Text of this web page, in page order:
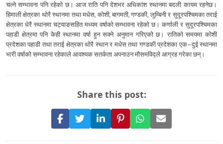
चल्ने सम्भावना पनि रहेको छ। आज राति पनि देशभर अधिकांश स्थानमा बदली कायम रहनेछ।
हिमाली क्षेत्रका थोरै स्थानमा तथा मधेस, कोशी, बागमती, गण्डकी, लुम्बिनी र सुदूरपश्चिमका तराई
क्षेत्रका धेरै स्थानमा चट्याङसहित मध्यम वर्षाको सम्भावना रहेको छ। कर्णाली र सुदूरपश्चिमका
पहाडी क्षेत्रमा पनि केही स्थानमा वर्षा हुन सक्ने अनुमान गरिएको छ। रातिको समयमा कोशी
प्रदेशका पहाडी तथा तराई क्षेत्रका थोरै स्थान र मधेस तथा गण्डकी प्रदेशका एक–दुई स्थानमा
भारी वर्षाको सम्भावना रहेकाले आवश्यक सतर्कता अपनाउन मौसमविद्ले आग्रह गरेका छन्।
Share this post:
Share
on
Share
on
Share
on
Pin
it
Share
on
Share
via